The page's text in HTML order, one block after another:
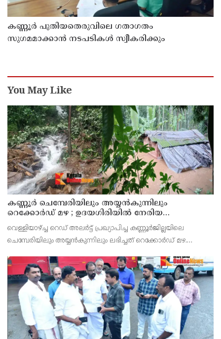
കണ്ണൂർ പുതിയതെരുവിലെ ഗതാഗതം
സുഗമമാക്കാന്‍ നടപടികള്‍ സ്വീകരിക്കും
You May Like
കണ്ണൂർ ചെമ്പേരിയിലും അയ്യൻകുന്നിലും
റെക്കോർഡ് മഴ ; ഉദയഗിരിയിൽ നേരിയ
ഉരുൾപൊട്ടൽ; 13 പേരെ ക്യാമ്പിലേക്ക് മാറ്റി
വെള്ളിയാഴ്ച്ച റെഡ് അലർട്ട് പ്രഖ്യാപിച്ച കണ്ണൂർജില്ലയിലെ
ചെമ്പേരിയിലും അയ്യൻകുന്നിലും ലഭിച്ചത് റെക്കോർഡ് മഴ.
മില്ലിമീറ്റർ മഴ ആ സമയം സംസ്ഥാനത്ത